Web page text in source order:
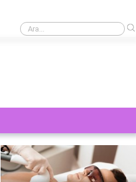
Cinsel bir şey görmek orucu bozar mı?